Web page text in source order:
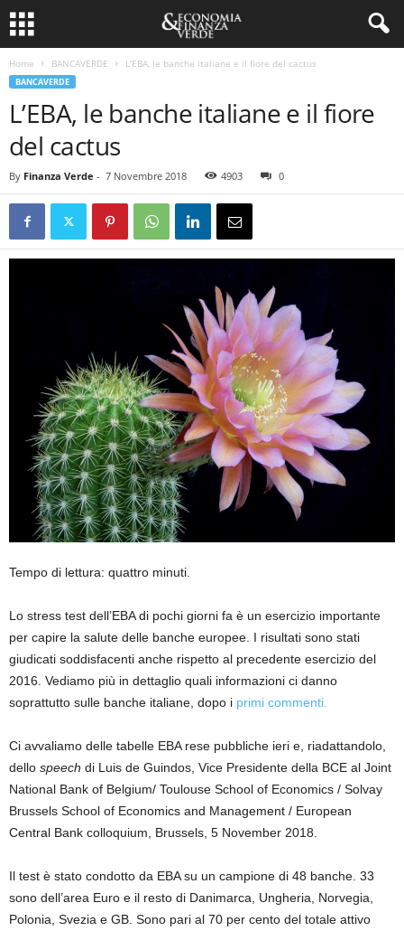
Home BANCAVERDE L’EBA, le banche italiane e il fiore del cactus
BANCAVERDE
L’EBA, le banche italiane e il fiore
del cactus
By Finanza Verde - 7 Novembre 2018 4903 0
Tempo di lettura: quattro minuti.
Lo stress test dell’EBA di pochi giorni fa è un esercizio importante
per capire la salute delle banche europee. I risultati sono stati
giudicati soddisfacenti anche rispetto al precedente esercizio del
2016. Vediamo più in dettaglio quali informazioni ci danno
soprattutto sulle banche italiane, dopo i primi commenti.
Ci avvaliamo delle tabelle EBA rese pubbliche ieri e, riadattandolo,
dello speech di Luis de Guindos, Vice Presidente della BCE al Joint
National Bank of Belgium/ Toulouse School of Economics / Solvay
Brussels School of Economics and Management / European
Central Bank colloquium, Brussels, 5 November 2018.
Il test è stato condotto da EBA su un campione di 48 banche. 33
sono dell’area Euro e il resto di Danimarca, Ungheria, Norvegia,
Polonia, Svezia e GB. Sono pari al 70 per cento del totale attivo